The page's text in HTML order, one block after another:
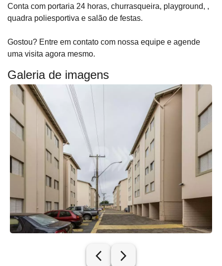
Conta com portaria 24 horas, churrasqueira, playground, ,
quadra poliesportiva e salão de festas.
Gostou? Entre em contato com nossa equipe e agende
uma visita agora mesmo.
Galeria de imagens
arrow_back_ios_new arrow_forward_ios